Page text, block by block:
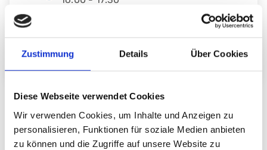
Zustimmung Details Über Cookies
Diese Webseite verwendet Cookies
Wir verwenden Cookies, um Inhalte und Anzeigen zu
personalisieren, Funktionen für soziale Medien anbieten
zu können und die Zugriffe auf unsere Website zu
Liebe Kolleginnen und Kollegen